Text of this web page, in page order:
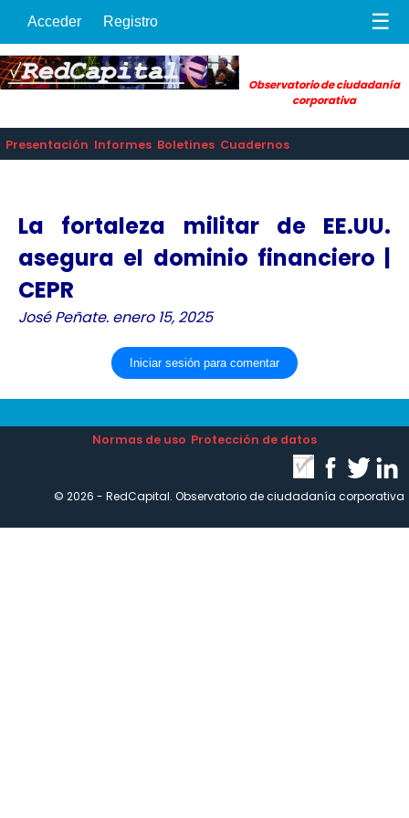
Acceder Registro ☰
Observatorio de ciudadanía
corporativa
Presentación Informes Boletines Cuadernos
La fortaleza militar de EE.UU.
asegura el dominio financiero |
CEPR
José Peñate. enero 15, 2025
Iniciar sesión para comentar
Normas de uso Protección de datos
© 2026 - RedCapital. Observatorio de ciudadanía corporativa